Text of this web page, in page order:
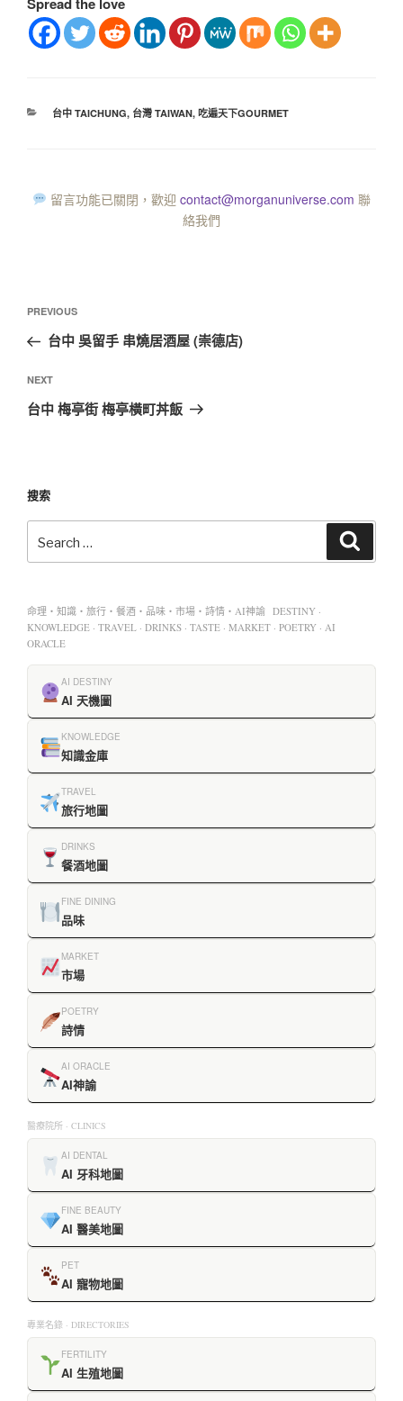
台中 TAICHUNG, 台灣 TAIWAN, 吃遍天下GOURMET
留言功能已關閉，歡迎 contact@morganuniverse.com 聯
絡我們
PREVIOUS
台中 吳留手 串燒居酒屋 (崇德店)
NEXT
台中 梅亭街 梅亭橫町丼飯
搜索
命理・知識・旅行・餐酒・品味・市場・詩情・AI神諭 DESTINY ·
KNOWLEDGE · TRAVEL · DRINKS · TASTE · MARKET · POETRY · AI
ORACLE
AI DESTINY
AI 天機圖
KNOWLEDGE
知識金庫
TRAVEL
旅行地圖
DRINKS
餐酒地圖
FINE DINING
品味
MARKET
市場
POETRY
詩情
AI ORACLE
AI神諭
醫療院所 · CLINICS
AI DENTAL
AI 牙科地圖
FINE BEAUTY
AI 醫美地圖
PET
AI 寵物地圖
專業名錄 · DIRECTORIES
FERTILITY
AI 生殖地圖